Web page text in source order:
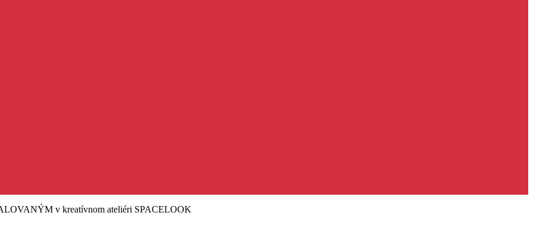
v kreatívnom ateliéri SPACELOOK